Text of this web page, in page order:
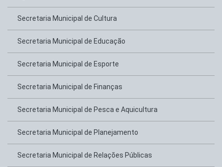
Secretaria Municipal de Cultura
Secretaria Municipal de Educação
Secretaria Municipal de Esporte
Secretaria Municipal de Finanças
Secretaria Municipal de Pesca e Aquicultura
Secretaria Municipal de Planejamento
Secretaria Municipal de Relações Públicas